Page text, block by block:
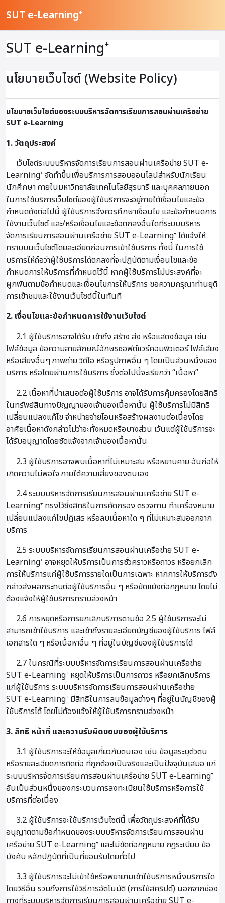
SUT e-Learning⁺
SUT e-Learning⁺
นโยบายเว็บไซต์ (Website Policy)
นโยบายเว็บไซต์ของระบบบริหารจัดการเรียนการสอนผ่านเครือข่าย
SUT e-Learning
1. วัตถุประสงค์
เว็บไซต์ระบบบริหารจัดการเรียนการสอนผ่านเครือข่าย SUT e-
Learning⁺ จัดทำขึ้นเพื่อบริการการสอบออนไลน์สำหรับนักเรียน
นักศึกษา ภายในมหาวิทยาลัยเทคโนโลยีสุรนารี และบุคคลภายนอก
ในการใช้บริการเว็บไซต์ของผู้ใช้บริการจะอยู่ภายใต้เงื่อนไขและข้อ
กำหนดดังต่อไปนี้ ผู้ใช้บริการจึงควรศึกษาเงื่อนไข และข้อกำหนดการ
ใช้งานเว็บไซต์ และ/หรือเงื่อนไขและข้อตกลงอื่นใดที่ระบบบริหาร
จัดการเรียนการสอนผ่านเครือข่าย SUT e-Learning⁺ ได้แจ้งให้
ทราบบนเว็บไซต์โดยละเอียดก่อนการเข้าใช้บริการ ทั้งนี้ ในการใช้
บริการให้ถือว่าผู้ใช้บริการได้ตกลงที่จะปฏิบัติตามเงื่อนไขและข้อ
กำหนดการให้บริการที่กำหนดไว้นี้ หากผู้ใช้บริการไม่ประสงค์ที่จะ
ผูกพันตามข้อกำหนดและเงื่อนไขการให้บริการ ขอความกรุณาท่านยุติ
การเข้าชมและใช้งานเว็บไซต์นี้ในทันที
2. เงื่อนไขและข้อกำหนดการใช้งานเว็บไซต์
2.1 ผู้ใช้บริการอาจได้รับ เข้าถึง สร้าง ส่ง หรือแสดงข้อมูล เช่น
ไฟล์ข้อมูล ข้อความลายลักษณ์อักษรซอฟต์แวร์คอมพิวเตอร์ ไฟล์เสียง
หรือเสียงอื่นๆ ภาพถ่าย วิดีโอ หรือรูปภาพอื่น ๆ โดยเป็นส่วนหนึ่งของ
บริการ หรือโดยผ่านการใช้บริการ ซึ่งต่อไปนี้จะเรียกว่า “เนื้อหา”
2.2 เนื้อหาที่นำเสนอต่อผู้ใช้บริการ อาจได้รับการคุ้มครองโดยสิทธิ
ในทรัพย์สินทางปัญญาของเจ้าของเนื้อหานั้น ผู้ใช้บริการไม่มีสิทธิ
เปลี่ยนแปลงแก้ไข จำหน่ายจ่ายโอนหรือสร้างผลงานต่อเนื่องโดย
อาศัยเนื้อหาดังกล่าวไม่ว่าจะทั้งหมดหรือบางส่วน เว้นแต่ผู้ใช้บริการจะ
ได้รับอนุญาตโดยชัดแจ้งจากเจ้าของเนื้อหานั้น
2.3 ผู้ใช้บริการอาจพบเนื้อหาที่ไม่เหมาะสม หรือหยาบคาย อันก่อให้
เกิดความไม่พอใจ ภายใต้ความเสี่ยงของตนเอง
2.4 ระบบบริหารจัดการเรียนการสอนผ่านเครือข่าย SUT e-
Learning⁺ ทรงไว้ซึ่งสิทธิในการคัดกรอง ตรวจทาน ทำเครื่องหมาย
เปลี่ยนแปลงแก้ไขปฏิเสธ หรือลบเนื้อหาใด ๆ ที่ไม่เหมาะสมออกจาก
บริการ
2.5 ระบบบริหารจัดการเรียนการสอนผ่านเครือข่าย SUT e-
Learning⁺ อาจหยุดให้บริการเป็นการชั่วคราวหรือถาวร หรือยกเลิก
การให้บริการแก่ผู้ใช้บริการรายใดเป็นการเฉพาะ หากการให้บริการดัง
กล่าวส่งผลกระทบต่อผู้ใช้บริการอื่น ๆ หรือขัดแย้งต่อกฎหมาย โดยไม่
ต้องแจ้งให้ผู้ใช้บริการทราบล่วงหน้า
2.6 การหยุดหรือการยกเลิกบริการตามข้อ 2.5 ผู้ใช้บริการจะไม่
สามารถเข้าใช้บริการ และเข้าถึงรายละเอียดบัญชีของผู้ใช้บริการ ไฟล์
เอกสารใด ๆ หรือเนื้อหาอื่น ๆ ที่อยู่ในบัญชีของผู้ใช้บริการได้
2.7 ในกรณีที่ระบบบริหารจัดการเรียนการสอนผ่านเครือข่าย
SUT e-Learning⁺ หยุดให้บริการเป็นการถาวร หรือยกเลิกบริการ
แก่ผู้ใช้บริการ ระบบบริหารจัดการเรียนการสอนผ่านเครือข่าย
SUT e-Learning⁺ มีสิทธิในการลบข้อมูลต่างๆ ที่อยู่ในบัญชีของผู้
ใช้บริการได้ โดยไม่ต้องแจ้งให้ผู้ใช้บริการทราบล่วงหน้า
3. สิทธิ หน้าที่ และความรับผิดชอบของผู้ใช้บริการ
3.1 ผู้ใช้บริการจะให้ข้อมูลเกี่ยวกับตนเอง เช่น ข้อมูลระบุตัวตน
หรือรายละเอียดการติดต่อ ที่ถูกต้องเป็นจริงและเป็นปัจจุบันเสมอ แก่
ระบบบริหารจัดการเรียนการสอนผ่านเครือข่าย SUT e-Learning⁺
อันเป็นส่วนหนึ่งของกระบวนการลงทะเบียนใช้บริการหรือการใช้
บริการที่ต่อเนื่อง
3.2 ผู้ใช้บริการจะใช้บริการเว็บไซต์นี้ เพื่อวัตถุประสงค์ที่ได้รับ
อนุญาตตามข้อกำหนดของระบบบริหารจัดการเรียนการสอนผ่าน
เครือข่าย SUT e-Learning⁺ และไม่ขัดต่อกฎหมาย กฎระเบียบ ข้อ
บังคับ หลักปฏิบัติที่เป็นที่ยอมรับโดยทั่วไป
3.3 ผู้ใช้บริการจะไม่เข้าใช้หรือพยายามเข้าใช้บริการหนึ่งบริการใด
โดยวิธีอื่น รวมถึงการใช้วิธีการอัตโนมัติ (การใช้สคริปต์) นอกจากช่อง